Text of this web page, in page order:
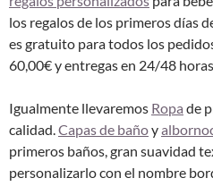
los regalos de los primeros días
es gratuito para todos los
60,00€ y entregas en 24/48
Igualmente llevaremos Ropa de
calidad.Capas de bañoy
primeros baños, gran suavidad
personalizarlo con el nombre